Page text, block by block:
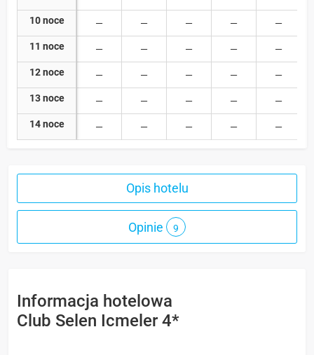
10 noce
11 noce
12 noce
13 noce
14 noce
Opis hotelu
Opinie 9
Informacja hotelowa
Club Selen Icmeler 4*